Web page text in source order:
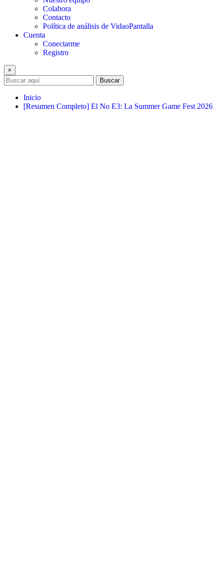
Colabora
Contacto
Política de análisis de VidaoPantalla
Cuenta
Conectarme
Registro
×
Buscar
Inicio
[Resumen Completo] El No E3: La Summer Game Fest 2026